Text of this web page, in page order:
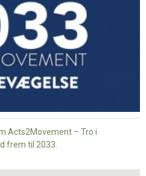
Acts2Movement – Tro i
frem til 2033.